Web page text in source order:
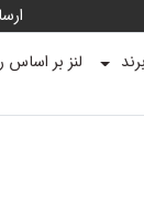
لنز بر